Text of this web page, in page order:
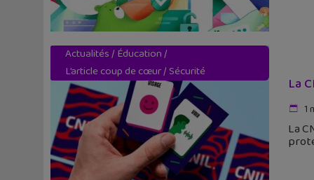
Actualités/ Éducation/
L’article coup de cœur/ Sécurité
La
1
La